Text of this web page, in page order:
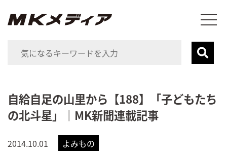
自給自足の山里から【188】「子どもたち
の北斗星」｜MK新聞連載記事
2014.10.01 よみもの